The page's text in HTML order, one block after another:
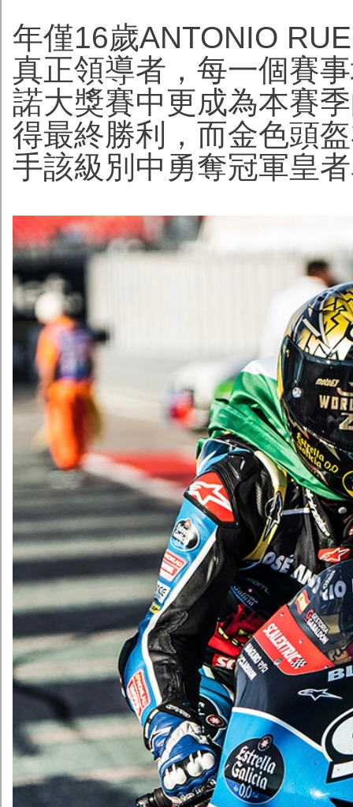
年僅16歲ANTONIO
真正領導者，每一個賽
諾大獎賽中更成為本賽
得最終勝利，而金色頭
手該級別中勇奪冠軍皇